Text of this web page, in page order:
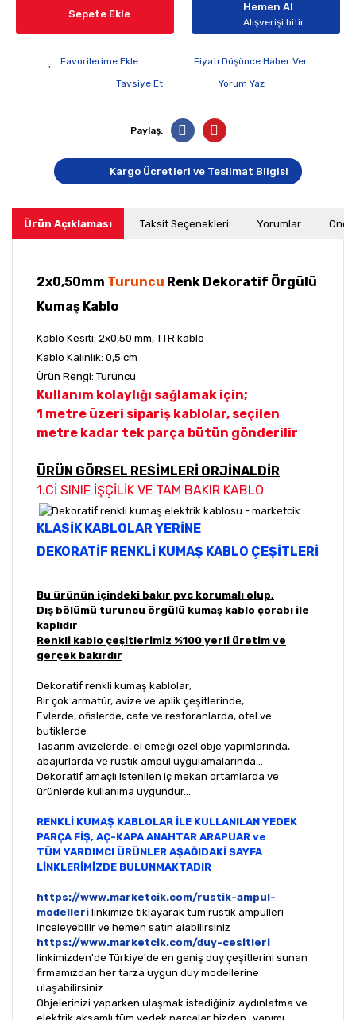
Sepete Ekle
Hemen Al
Alışverişi bitir
Fiyatı Düşünce Haber Ver
Tavsiye Et
Yorum Yaz
Paylaş:
Kargo Ücretleri ve Teslimat Bilgisi
Ürün Açıklaması Taksit Seçenekleri Yorumlar
2x0,50mm Turuncu Renk Dekoratif Örgülü
Kumaş Kablo
Kablo Kesiti: 2x0,50 mm, TTR kablo
Kablo Kalınlık: 0,5 cm
Ürün Rengi: Turuncu
Kullanım kolaylığı sağlamak için;
1 metre üzeri sipariş kablolar, seçilen
metre kadar tek parça bütün gönderilir
ÜRÜN GÖRSEL RESİMLERİ ORJİNALDİR
1.Cİ SINIF İŞÇİLİK VE TAM BAKIR KABLO
KLASİK KABLOLAR YERİNE
DEKORATİF RENKLİ KUMAŞ KABLO ÇEŞİTLERİ
Bu ürünün içindeki bakır pvc korumalı olup,
Dış bölümü turuncu örgülü kumaş kablo çorabı ile
kaplıdır
Renkli kablo çeşitlerimiz %100 yerli üretim ve
gerçek bakırdır
Dekoratif renkli kumaş kablolar;
Bir çok armatür, avize ve aplik çeşitlerinde,
Evlerde, ofislerde, cafe ve restoranlarda, otel ve
butiklerde
Tasarım avizelerde, el emeği özel obje yapımlarında,
abajurlarda ve rustik ampul uygulamalarında...
Dekoratif amaçlı istenilen iç mekan ortamlarda ve
ürünlerde kullanıma uygundur...
RENKLİ KUMAŞ KABLOLAR İLE KULLANILAN YEDEK
PARÇA FİŞ, AÇ-KAPA ANAHTAR ARAPUAR ve
TÜM YARDIMCI ÜRÜNLER AŞAĞIDAKİ SAYFA
LİNKLERİMİZDE BULUNMAKTADIR
https://www.marketcik.com/rustik-ampul-
modelleri linkimize tıklayarak tüm rustik ampulleri
inceleyebilir ve hemen satın alabilirsiniz
https://www.marketcik.com/duy-cesitleri
linkimizden'de Türkiye'de en geniş duy çeşitlerini sunan
firmamızdan her tarza uygun duy modellerine
ulaşabilirsiniz
Objelerinizi yaparken ulaşmak istediğiniz aydınlatma ve